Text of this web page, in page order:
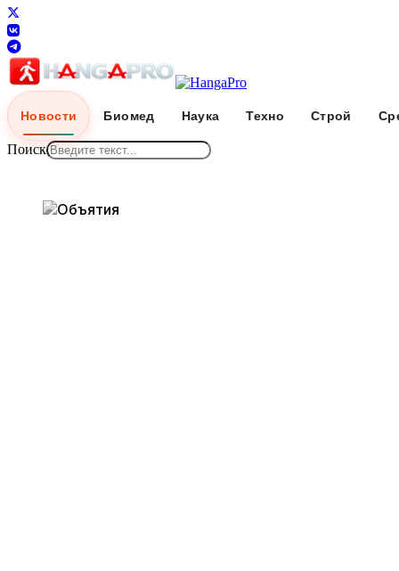
Новости Биомед Наука Техно Строй
Поиск